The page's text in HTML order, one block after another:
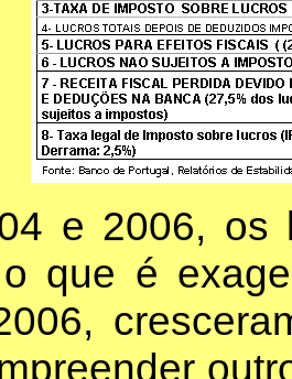
e 2006, os
que é